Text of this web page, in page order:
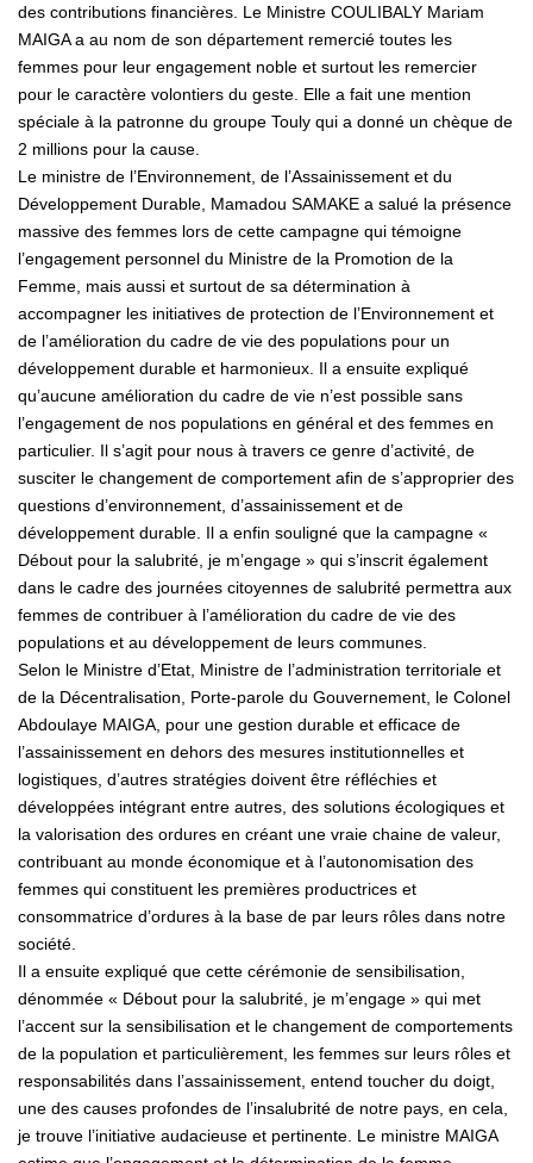
des contributions financières. Le Ministre COULIBALY Mariam
MAIGA a au nom de son département remercié toutes les
femmes pour leur engagement noble et surtout les remercier
pour le caractère volontiers du geste. Elle a fait une mention
spéciale à la patronne du groupe Touly qui a donné un chèque de
2 millions pour la cause.
Le ministre de l’Environnement, de l’Assainissement et du
Développement Durable, Mamadou SAMAKE a salué la présence
massive des femmes lors de cette campagne qui témoigne
l’engagement personnel du Ministre de la Promotion de la
Femme, mais aussi et surtout de sa détermination à
accompagner les initiatives de protection de l’Environnement et
de l’amélioration du cadre de vie des populations pour un
développement durable et harmonieux. Il a ensuite expliqué
qu’aucune amélioration du cadre de vie n’est possible sans
l’engagement de nos populations en général et des femmes en
particulier. Il s’agit pour nous à travers ce genre d’activité, de
susciter le changement de comportement afin de s’approprier des
questions d’environnement, d’assainissement et de
développement durable. Il a enfin souligné que la campagne «
Débout pour la salubrité, je m’engage » qui s’inscrit également
dans le cadre des journées citoyennes de salubrité permettra aux
femmes de contribuer à l’amélioration du cadre de vie des
populations et au développement de leurs communes.
Selon le Ministre d’Etat, Ministre de l’administration territoriale et
de la Décentralisation, Porte-parole du Gouvernement, le Colonel
Abdoulaye MAIGA, pour une gestion durable et efficace de
l’assainissement en dehors des mesures institutionnelles et
logistiques, d’autres stratégies doivent être réfléchies et
développées intégrant entre autres, des solutions écologiques et
la valorisation des ordures en créant une vraie chaine de valeur,
contribuant au monde économique et à l’autonomisation des
femmes qui constituent les premières productrices et
consommatrice d’ordures à la base de par leurs rôles dans notre
société.
Il a ensuite expliqué que cette cérémonie de sensibilisation,
dénommée « Débout pour la salubrité, je m’engage » qui met
l’accent sur la sensibilisation et le changement de comportements
de la population et particulièrement, les femmes sur leurs rôles et
responsabilités dans l’assainissement, entend toucher du doigt,
une des causes profondes de l’insalubrité de notre pays, en cela,
je trouve l’initiative audacieuse et pertinente. Le ministre MAIGA